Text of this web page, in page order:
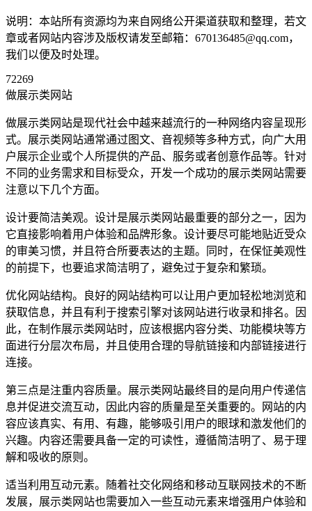
说明：本站所有资源均为来自网络公开渠道获取和整理，若文
章或者网站内容涉及版权请发至邮箱：670136485@qq.com，
我们以便及时处理。
72269
做展示类网站
做展示类网站是现代社会中越来越流行的一种网络内容呈现形
式。展示类网站通常通过图文、音视频等多种方式，向广大用
户展示企业或个人所提供的产品、服务或者创意作品等。针对
不同的业务需求和目标受众，开发一个成功的展示类网站需要
注意以下几个方面。
设计要简洁美观。设计是展示类网站最重要的部分之一，因为
它直接影响着用户体验和品牌形象。设计要尽可能地贴近受众
的审美习惯，并且符合所要表达的主题。同时，在保怔美观性
的前提下，也要追求简洁明了，避免过于复杂和繁琐。
优化网站结构。良好的网站结构可以让用户更加轻松地浏览和
获取信息，并且有利于搜索引擎对该网站进行收录和排名。因
此，在制作展示类网站时，应该根据内容分类、功能模块等方
面进行分层次布局，并且使用合理的导航链接和内部链接进行
连接。
第三点是注重内容质量。展示类网站最终目的是向用户传递信
息并促进交流互动，因此内容的质量是至关重要的。网站的内
容应该真实、有用、有趣，能够吸引用户的眼球和激发他们的
兴趣。内容还需要具备一定的可读性，遵循简洁明了、易于理
解和吸收的原则。
适当利用互动元素。随着社交化网络和移动互联网技术的不断
发展，展示类网站也需要加入一些互动元素来增强用户体验和